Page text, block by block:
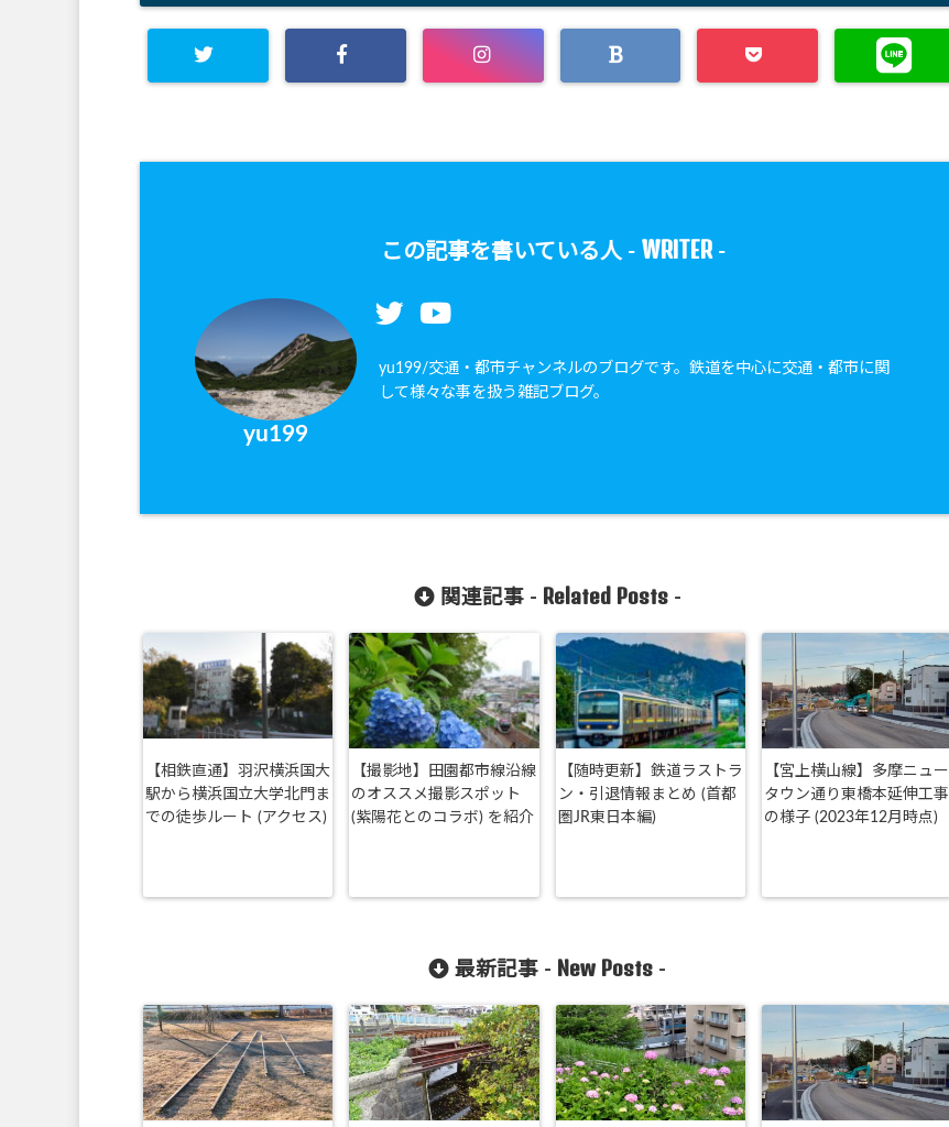
この記事を書いている人 - WRITER-
yu199
yu199/交通・都市チャンネルのブログです。鉄道を中心に交通・都市に関
して様々な事を扱う雑記ブログ。
関連記事 - Related Posts-
【相鉄直通】羽沢横浜国大
駅から横浜国立大学北門ま
での徒歩ルート (アクセス)
【撮影地】田園都市線沿線
のオススメ撮影スポット
(紫陽花とのコラボ) を紹介
【随時更新】鉄道ラストラ
ン・引退情報まとめ (首都
圏JR東日本編)
【宮上横山線】多摩ニュー
タウン通り東橋本延伸工事
の様子 (2023年12月時点)
最新記事 - New Posts -